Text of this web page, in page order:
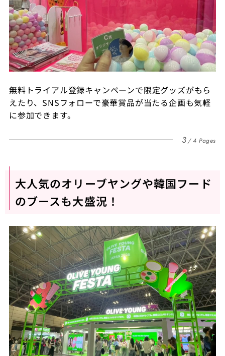
無料トライアル登録キャンペーンで限定グッズがもら
えたり、SNSフォローで豪華賞品が当たる企画も気軽
に参加できます。
3 4 Pages
大人気のオリーブヤングや韓国フード
のブースも大盛況！